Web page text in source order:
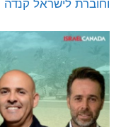
וחוברת לישראל קנדה